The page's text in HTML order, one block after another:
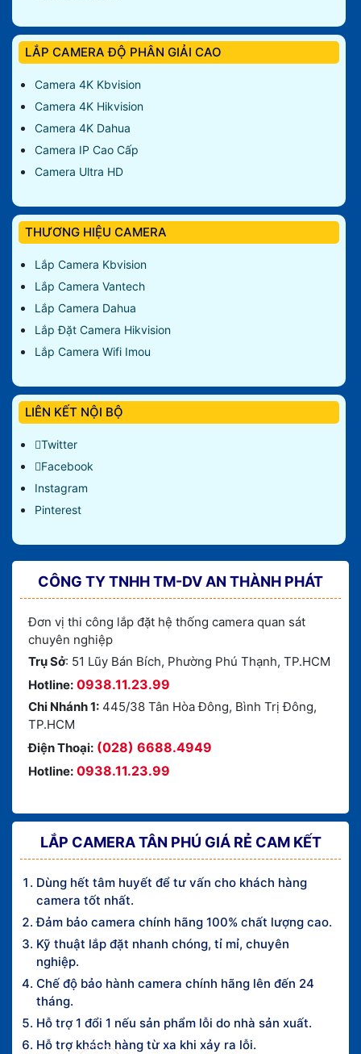
LẮP CAMERA ĐỘ PHÂN GIẢI CAO
Camera 4K Kbvision
Camera 4K Hikvision
Camera 4K Dahua
Camera IP Cao Cấp
Camera Ultra HD
THƯƠNG HIỆU CAMERA
Lắp Camera Kbvision
Lắp Camera Vantech
Lắp Camera Dahua
Lắp Đặt Camera Hikvision
Lắp Camera Wifi Imou
LIÊN KẾT NỘI BỘ
Twitter
Facebook
Instagram
Pinterest
CÔNG TY TNHH TM-DV AN THÀNH PHÁT
Đơn vị thi công lắp đặt hệ thống camera quan sát
chuyên nghiệp
Trụ Sở: 51 Lũy Bán Bích, Phường Phú Thạnh, TP.HCM
Hotline: 0938.11.23.99
Chi Nhánh 1: 445/38 Tân Hòa Đông, Bình Trị Đông,
TP.HCM
Điện Thoại: (028) 6688.4949
Hotline: 0938.11.23.99
LẮP CAMERA TÂN PHÚ GIÁ RẺ CAM KẾT
Dùng hết tâm huyết để tư vấn cho khách hàng
camera tốt nhất.
Đảm bảo camera chính hãng 100% chất lượng cao.
Kỹ thuật lắp đặt nhanh chóng, tỉ mỉ, chuyên
nghiệp.
Chế độ bảo hành camera chính hãng lên đến 24
tháng.
Hỗ trợ 1 đổi 1 nếu sản phẩm lỗi do nhà sản xuất.
Hỗ trợ khách hàng từ xa khi xảy ra lỗi.